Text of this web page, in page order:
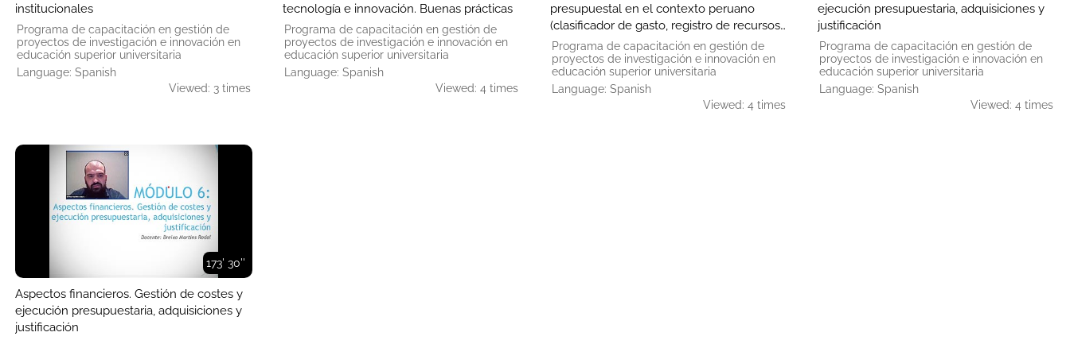
institucionales
Programa de capacitación en gestión de
proyectos de investigación e innovación en
educación superior universitaria
Language: Spanish
Viewed: 3 times
tecnología e innovación. Buenas prácticas
Programa de capacitación en gestión de
proyectos de investigación e innovación en
educación superior universitaria
Language: Spanish
Viewed: 4 times
presupuestal en el contexto peruano
(clasificador de gasto, registro de recursos
públicos, procedimientos financieros,
manejo de presupuesto, etc)
Programa de capacitación en gestión de
proyectos de investigación e innovación en
educación superior universitaria
Language: Spanish
Viewed: 4 times
ejecución presupuestaria, adquisiciones y
justificación
Programa de capacitación en gestión de
proyectos de investigación e innovación en
educación superior universitaria
Language: Spanish
Viewed: 4 times
173' 30''
Aspectos financieros. Gestión de costes y
ejecución presupuestaria, adquisiciones y
justificación